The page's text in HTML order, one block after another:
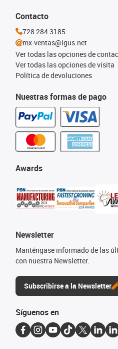
Nuestras formas de pago
Awards
Newsletter
Manténgase informado de las
con nuestra Newsletter.
Subscribirse a la Newsletter
Contacto
728 284 3185
mx-ventas@igus.net
Ver todas las opciones de
Ver todas las opciones de visita
Política de devoluciones
Síguenos en